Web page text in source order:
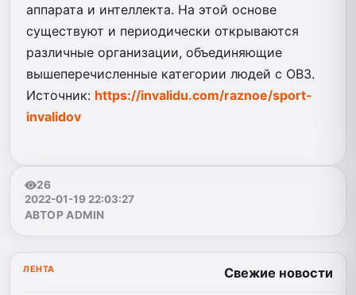
аппарата и интеллекта. На этой основе
существуют и периодически открываются
различные организации, объединяющие
вышеперечисленные категории людей с ОВЗ.
Источник: https://invalidu.com/raznoe/sport-
invalidov
26
2022-01-19 22:03:27
АВТОР ADMIN
ЛЕНТА Свежие новости